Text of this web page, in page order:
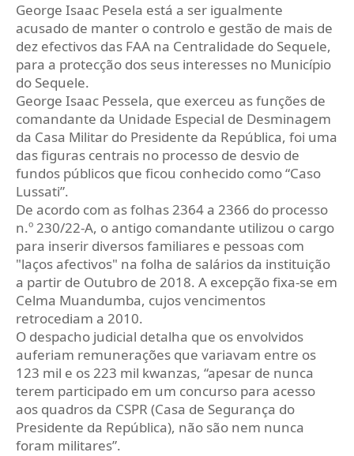
George Isaac Pesela está a ser igualmente
acusado de manter o controlo e gestão de mais de
dez efectivos das FAA na Centralidade do Sequele,
para a protecção dos seus interesses no Município
do Sequele.
George Isaac Pessela, que exerceu as funções de
comandante da Unidade Especial de Desminagem
da Casa Militar do Presidente da República, foi uma
das figuras centrais no processo de desvio de
fundos públicos que ficou conhecido como “Caso
Lussati”.
De acordo com as folhas 2364 a 2366 do processo
n.º 230/22-A, o antigo comandante utilizou o cargo
para inserir diversos familiares e pessoas com
"laços afectivos" na folha de salários da instituição
a partir de Outubro de 2018. A excepção fixa-se em
Celma Muandumba, cujos vencimentos
retrocediam a 2010.
O despacho judicial detalha que os envolvidos
auferiam remunerações que variavam entre os
123 mil e os 223 mil kwanzas, “apesar de nunca
terem participado em um concurso para acesso
aos quadros da CSPR (Casa de Segurança do
Presidente da República), não são nem nunca
foram militares”.